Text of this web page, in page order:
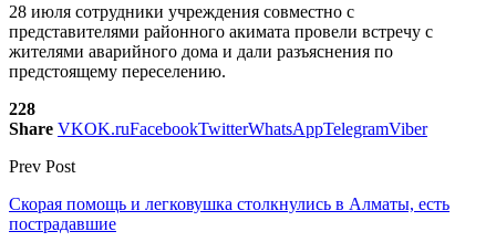
28 июля сотрудники учреждения совместно с
представителями районного акимата провели встречу с
жителями аварийного дома и дали разъяснения по
предстоящему переселению.
228
Share VKOK.ruFacebookTwitterWhatsAppTelegramViber
Prev Post
Скорая помощь и легковушка столкнулись в Алматы, есть
пострадавшие